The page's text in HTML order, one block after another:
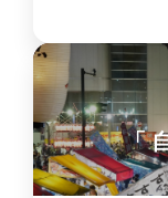
「